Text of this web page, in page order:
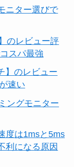
ニター選びで
のレビュー評
スパ最強
】のレビュー
速い
ングモニター
度は1msと5ms
利になる原因